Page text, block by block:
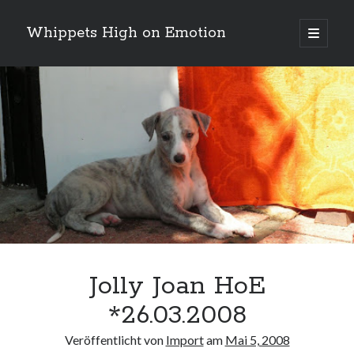
Whippets High on Emotion
öffnen
Sidebar
Neueste Kommentare
Profil
von
ingrid.krahheiermann
auf
Facebook
anzeigen
Archiv
Archiv
Jolly Joan HoE
*26.03.2008
Veröffentlicht von Importam Mai 5, 2008